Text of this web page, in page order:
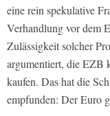
eine rein spekulative
Verhandlung vor dem
Zulässigkeit solcher
argumentiert, die EZB
kaufen. Das hat die
empfunden: Der Euro